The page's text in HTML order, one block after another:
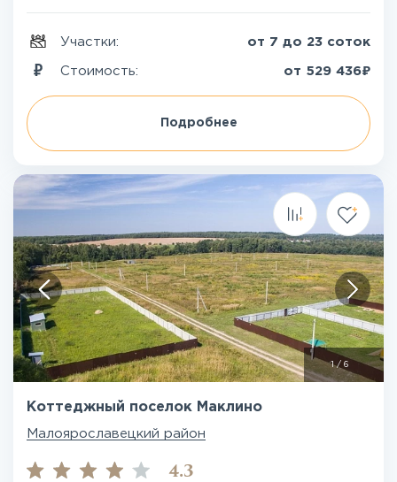
Участки: от 7 до 23 соток
Стоимость: от 529 436₽
Подробнее
1/ 6
Коттеджный поселок Маклино
Малоярославецкий район
4.3